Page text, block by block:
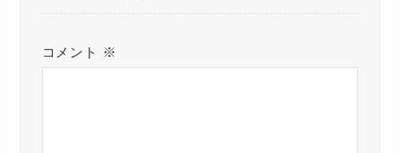
コメント ※